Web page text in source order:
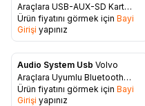
Favorilere Ekle
Araçlara USB-AUX-SD Kart
Aparatı
Ürün fiyatını görmek için Bayi
Girişi yapınız
Favorilere Ekle
Audio System Usb Volvo
Araçlara Uyumlu Bluetooth
Aparatı
Ürün fiyatını görmek için Bayi
Girişi yapınız